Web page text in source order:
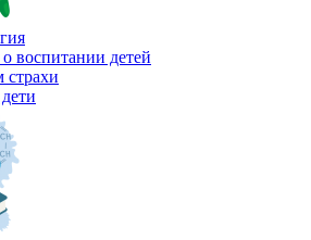
воспитании детей
страхи